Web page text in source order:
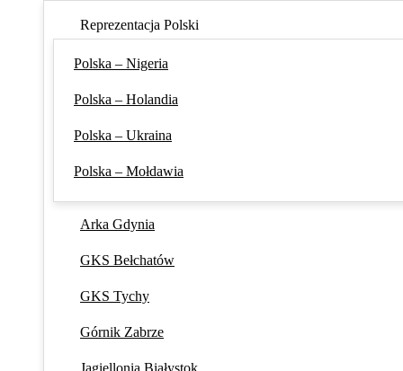
Reprezentacja Polski
Polska – Nigeria
Polska – Holandia
Polska – Ukraina
Polska – Mołdawia
Arka Gdynia
GKS Bełchatów
GKS Tychy
Górnik Zabrze
Jagiellonia Białystok